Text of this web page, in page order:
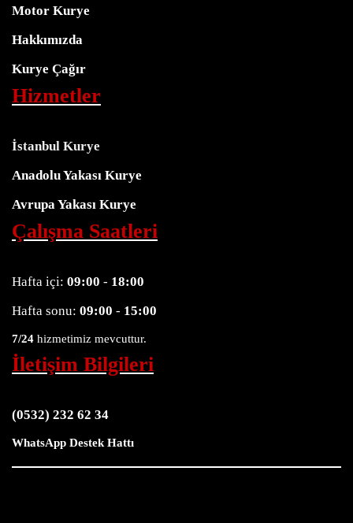
Motor Kurye
Hakkımızda
Kurye Çağır
Hizmetler
İstanbul Kurye
Anadolu Yakası Kurye
Avrupa Yakası Kurye
Çalışma Saatleri
Hafta içi: 09:00 - 18:00
Hafta sonu: 09:00 - 15:00
7/24 hizmetimiz mevcuttur.
İletişim Bilgileri
(0532) 232 62 34
WhatsApp Destek Hattı